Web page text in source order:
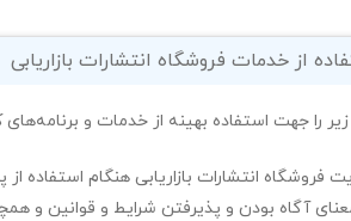
از خدمات فروشگاه انتشارات بازاریابی
زیر را جهت استفاده بهینه از خدمات و
فروشگاه انتشارات بازاریابی هنگام
معنای آگاه بودن و پذیرفتن شرایط و قوانین